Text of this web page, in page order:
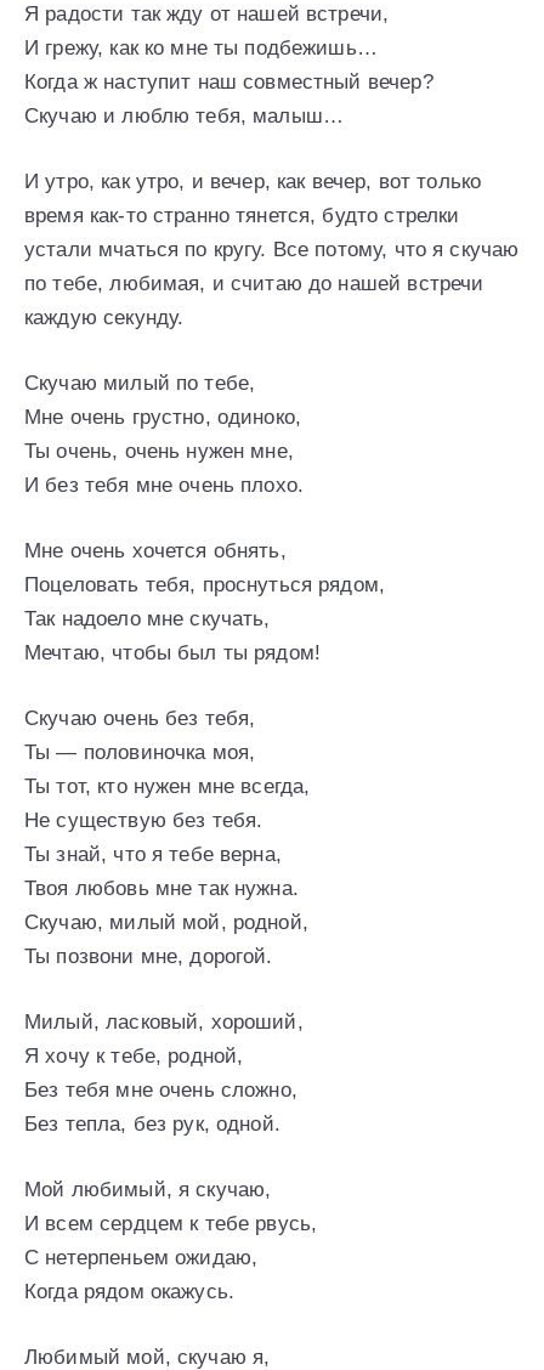
Я радости так жду от нашей встречи,
И грежу, как ко мне ты подбежишь…
Когда ж наступит наш совместный вечер?
Скучаю и люблю тебя, малыш…
И утро, как утро, и вечер, как вечер, вот только
время как-то странно тянется, будто стрелки
устали мчаться по кругу. Все потому, что я скучаю
по тебе, любимая, и считаю до нашей встречи
каждую секунду.
Скучаю милый по тебе,
Мне очень грустно, одиноко,
Ты очень, очень нужен мне,
И без тебя мне очень плохо.
Мне очень хочется обнять,
Поцеловать тебя, проснуться рядом,
Так надоело мне скучать,
Мечтаю, чтобы был ты рядом!
Скучаю очень без тебя,
Ты — половиночка моя,
Ты тот, кто нужен мне всегда,
Не существую без тебя.
Ты знай, что я тебе верна,
Твоя любовь мне так нужна.
Скучаю, милый мой, родной,
Ты позвони мне, дорогой.
Милый, ласковый, хороший,
Я хочу к тебе, родной,
Без тебя мне очень сложно,
Без тепла, без рук, одной.
Мой любимый, я скучаю,
И всем сердцем к тебе рвусь,
С нетерпеньем ожидаю,
Когда рядом окажусь.
Любимый мой, скучаю я,